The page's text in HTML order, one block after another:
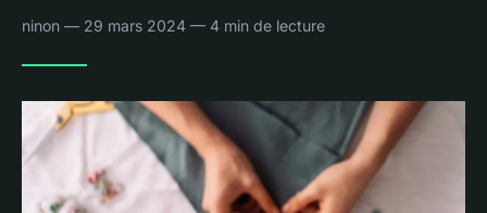
ninon — 29 mars 2024 — 4 min de lecture